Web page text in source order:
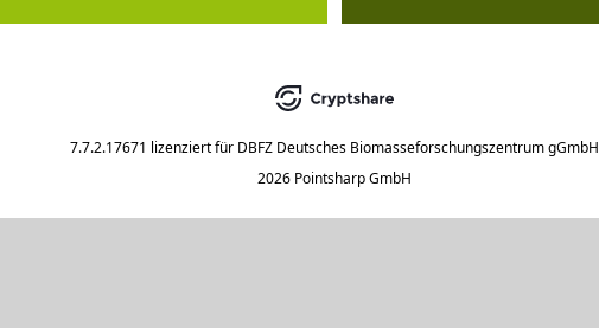
7.7.2.17671 lizenziert für DBFZ Deutsches Biomasseforschungszentrum gGmbH
2026 Pointsharp GmbH